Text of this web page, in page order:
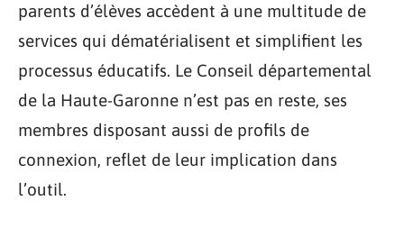
parents d’élèves accèdent à une multitude de
services qui dématérialisent et simplifient les
processus éducatifs. Le Conseil départemental
de la Haute-Garonne n’est pas en reste, ses
membres disposant aussi de profils de
connexion, reflet de leur implication dans
l’outil.